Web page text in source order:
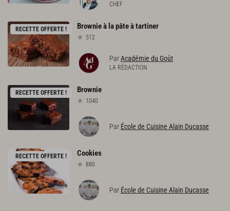
CHEF
RECETTE OFFERTE ! Brownieà lapâteàtartiner
512
ParAcadémie du Goût
LA RÉDACTION
RECETTE OFFERTE ! Brownie
1040
Par École de Cuisine Alain Ducasse
RECETTE OFFERTE ! Cookies
880
Par École de Cuisine Alain Ducasse